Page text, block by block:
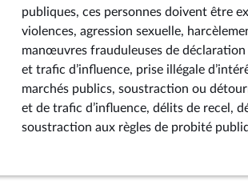
publiques, ces personnes doivent être
violences, agression sexuelle,
manœuvres frauduleuses de
et trafic d’influence, prise illégale
marchés publics, soustraction ou
et de trafic d’influence, délits de recel,
soustraction aux règles de probité